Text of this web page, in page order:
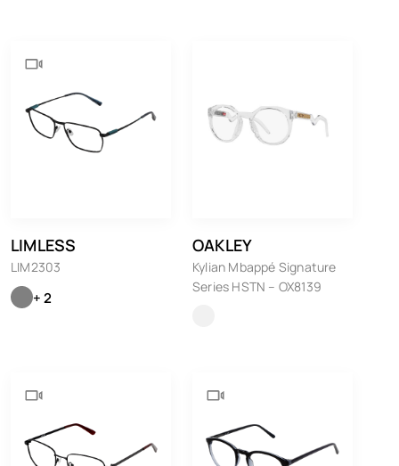
LIMLESS
LIM2303
+ 2
OAKLEY
Kylian Mbappé Signature
Series HSTN – OX8139